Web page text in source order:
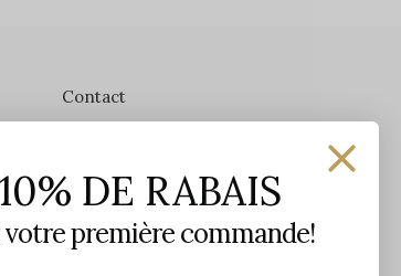
Contact
1650 avenue Jules-Verne, Local 103
G2G 2R1, Québec, Canada
10% DE RABAIS
votre première commande!